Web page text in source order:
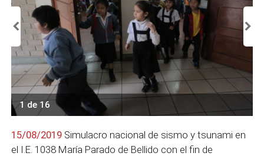
1 de 16
15/08/2019 Simulacro nacional de sismo y tsunami en
el I.E. 1038 María Parado de Bellido con el fin de